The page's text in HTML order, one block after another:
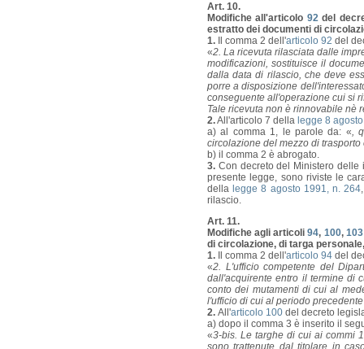
Art. 10.
Modifiche all'articolo 92 del
estratto dei documenti di
1. Il comma 2 dell'articolo 92 del
«2. La ricevuta rilasciata dalle
modificazioni, sostituisce il
dalla data di rilascio, che deve
porre a disposizione
conseguente all'operazione cui si
Tale ricevuta non è rinnovabile nè
2.All'articolo 7 della legge 8
a) al comma 1, le parole da: «,
circolazione del mezzo di
b) il comma 2 è abrogato.
3. Con decreto del Ministero delle
presente legge, sono riviste le
della legge 8 agosto 1991, n. 264
rilascio.
Art. 11.
Modifiche agli articoli94, 100, 103
di circolazione, di targa
1. Il comma 2 dell'articolo 94 del
«2. L'ufficio competente del
dall'acquirente entro il termine di
conto dei mutamenti di cui al
l'ufficio di cui al periodo
2. All'articolo 100 del decreto
a) dopo il comma 3 è inserito il
«3-bis. Le targhe di cui ai commi